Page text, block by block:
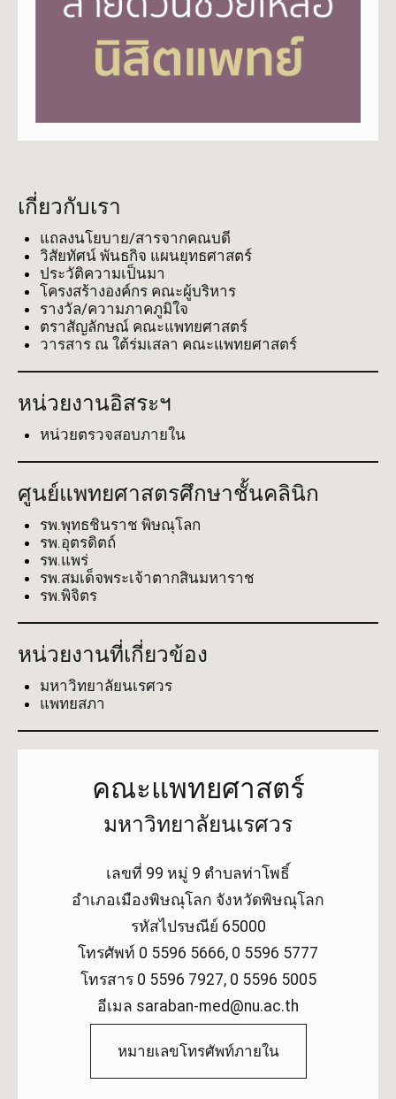
เกี่ยวกับเรา
แถลงนโยบาย/สารจากคณบดี
วิสัยทัศน์ พันธกิจ แผนยุทธศาสตร์
ประวัติความเป็นมา
โครงสร้างองค์กร คณะผู้บริหาร
รางวัล/ความภาคภูมิใจ
ตราสัญลักษณ์ คณะแพทยศาสตร์
วารสาร ณ ใต้ร่มเสลา คณะแพทยศาสตร์
หน่วยงานอิสระฯ
หน่วยตรวจสอบภายใน
ศูนย์แพทยศาสตรศึกษาชั้นคลินิก
รพ.พุทธชินราช พิษณุโลก
รพ.อุตรดิตถ์
รพ.แพร่
รพ.สมเด็จพระเจ้าตากสินมหาราช
รพ.พิจิตร
หน่วยงานที่เกี่ยวข้อง
มหาวิทยาลัยนเรศวร
แพทยสภา
คณะแพทยศาสตร์
มหาวิทยาลัยนเรศวร
เลขที่ 99 หมู่ 9 ตำบลท่าโพธิ์
อำเภอเมืองพิษณุโลก จังหวัดพิษณุโลก
รหัสไปรษณีย์ 65000
โทรศัพท์ 0 5596 5666, 0 5596 5777
โทรสาร 0 5596 7927, 0 5596 5005
อีเมล saraban-med@nu.ac.th
หมายเลขโทรศัพท์ภายใน